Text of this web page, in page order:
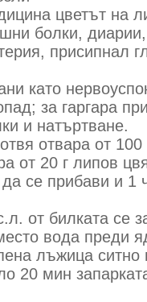
цветът на
болки,
присипнал
като
за гаргара
и натъртване.
отвара от
от 20 г липов
се прибави и 1
от билката се
вода преди
лъжица
20 мин